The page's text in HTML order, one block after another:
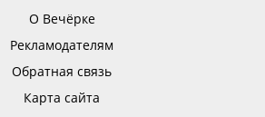
О Вечёрке
Рекламодателям
Обратная связь
Карта сайта